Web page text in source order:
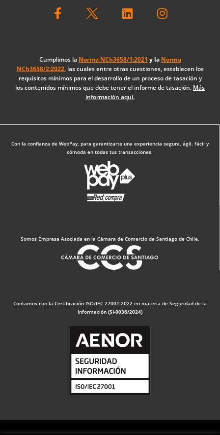
a
o
o
k
i
d
i
n
n
g
r
a
Cumplimos la Norma NCh3658/1:2021 y la Norma
NCh3658/2:2022, las cuales entre otras cuestiones, establecen los
requisitos mínimos para el desarrollo de un proceso de tasación y
los contenidos mínimos que debe tener el informe de tasación. Más
información aquí.
Con la confianza de WebPay, para garantizarte una experiencia segura, ágil, fácil y
cómoda en todas tus transacciones.
Somos Empresa Asociada en la Cámara de Comercio de Santiago de Chile.
Contamos con la Certificación ISO/IEC 27001:2022 en materia de Seguridad de la
Información (SI-0036/2024)